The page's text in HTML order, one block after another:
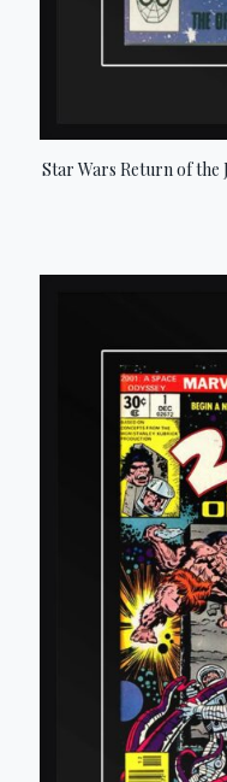
Star Wars Return of the